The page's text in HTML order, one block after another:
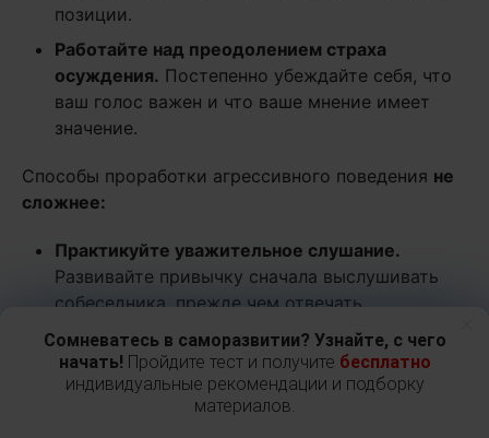
Сомневатесь в саморазвитии? Узнайте, с чего
начать! Пройдите тест и получите бесплатно
индивидуальные рекомендации и подборку
материалов.
позиции.
Работайте над преодолением страха
осуждения. Постепенно убеждайте себя, что
ваш голос важен и что ваше мнение имеет
значение.
Способы проработки агрессивного поведения не
сложнее:
Практикуйте уважительное слушание.
Развивайте привычку сначала выслушивать
собеседника, прежде чем отвечать.
Изучайте методы самоконтроля.Осваивайте
техники дыхания и медитации, которые
помогают снизить эмоциональный накал
(множество полезных техник мы